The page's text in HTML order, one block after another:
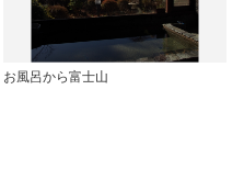
お風呂から富士山